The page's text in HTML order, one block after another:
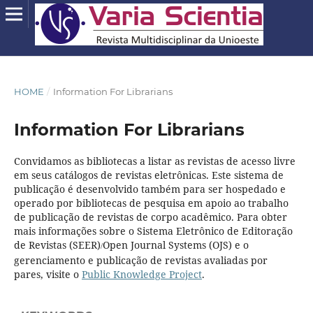
HOME / Information For Librarians
Information For Librarians
Convidamos as bibliotecas a listar as revistas de acesso livre
em seus catálogos de revistas eletrônicas. Este sistema de
publicação é desenvolvido também para ser hospedado e
operado por bibliotecas de pesquisa em apoio ao trabalho
de publicação de revistas de corpo acadêmico. Para obter
mais informações sobre o Sistema Eletrônico de Editoração
de Revistas (SEER)/Open Journal Systems (OJS) e o
gerenciamento e publicação de revistas avaliadas por
pares, visite o Public Knowledge Project.